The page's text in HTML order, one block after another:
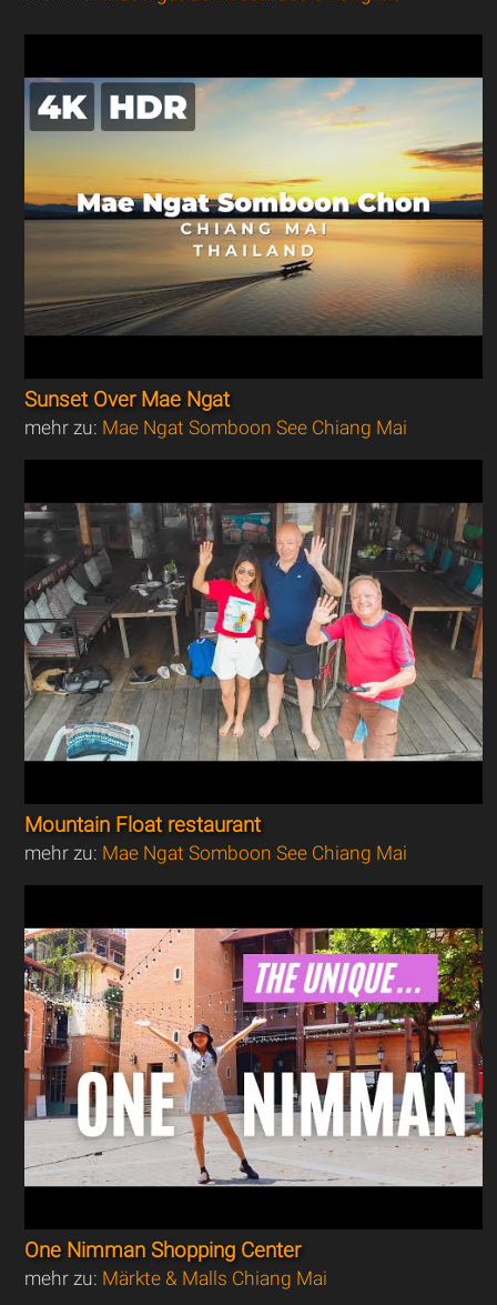
Sunset Over Mae Ngat
mehr zu: Mae Ngat Somboon See Chiang Mai
Mountain Float restaurant
mehr zu: Mae Ngat Somboon See Chiang Mai
One Nimman Shopping Center
mehr zu: Märkte & Malls Chiang Mai